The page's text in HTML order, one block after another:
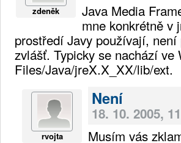
zdeněk
Java Media
mne konkrétně v
prostředí Javy používají,
zvlášť. Typicky se nachází
Files/Java/jreX.X_XX/lib/ext.
rvojta
Není
18. 10. 2005,
Musím vás